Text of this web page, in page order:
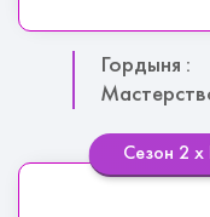
Гордыня :
Сезон 2